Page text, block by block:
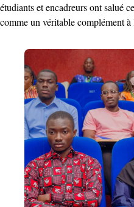
étudiants et encadreurs ont salué
comme un véritable complément